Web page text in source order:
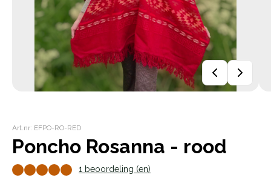
Art.nr: EFPO-RO-RED
Poncho Rosanna - rood
1 beoordeling (en)